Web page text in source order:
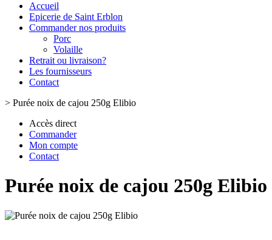
Accueil
Epicerie de Saint Erblon
Commander nos produits
Porc
Volaille
Retrait ou livraison?
Les fournisseurs
Contact
> Purée noix de cajou 250g Elibio
Accès direct
Commander
Mon compte
Contact
Purée noix de cajou 250g Elibio